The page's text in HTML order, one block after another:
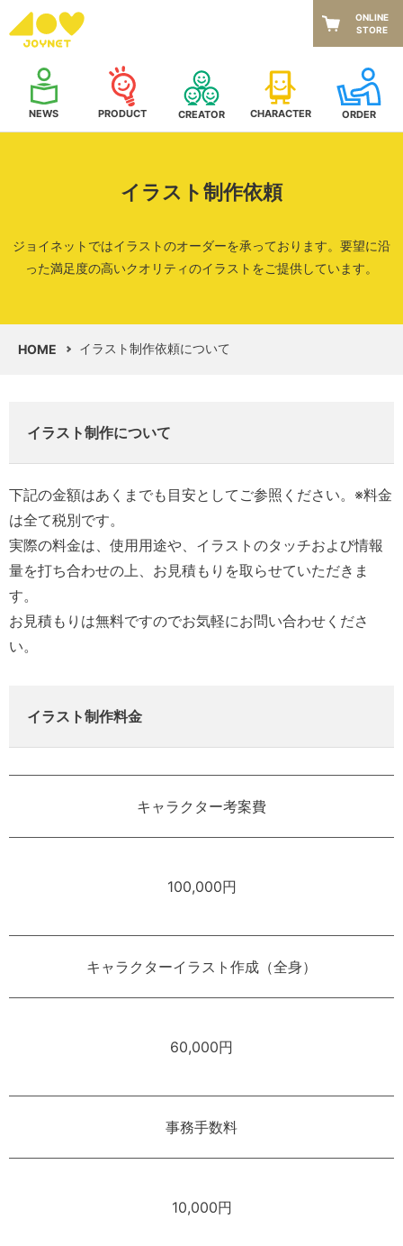
NEWS PRODUCT CREATOR CHARACTER ORDER
ONLINE
STORE
イラスト制作依頼
ジョイネットではイラストのオーダーを承っております。 要望に沿
った満足度の高いクオリティのイラストをご提供しています。
HOME イラスト制作依頼について
イラスト制作について
下記の金額はあくまでも目安としてご参照ください。※料金
は全て税別です。
実際の料金は、使用用途や、イラストのタッチおよび情報
量を打ち合わせの上、お見積もりを取らせていただきま
す。
お見積もりは無料ですのでお気軽にお問い合わせくださ
い。
イラスト制作料金
キャラクター考案費
100,000円
キャラクターイラスト作成（全身）
60,000円
事務手数料
10,000円